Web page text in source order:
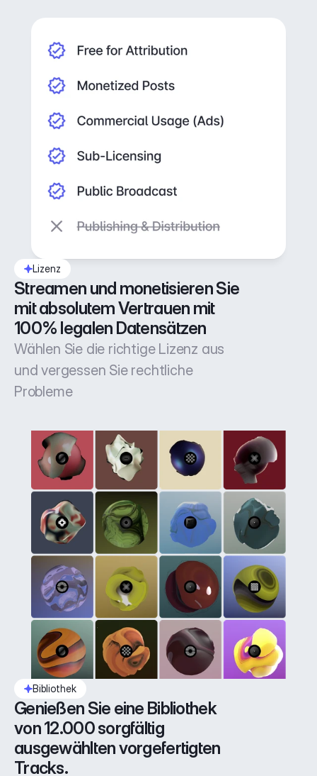
Lizenz
Streamen und monetisieren Sie
mit absolutem Vertrauen mit
100% legalen Datensätzen
Wählen Sie die richtige Lizenz aus
und vergessen Sie rechtliche
Probleme
Bibliothek
Genießen Sie eine Bibliothek
von 12.000 sorgfältig
ausgewählten vorgefertigten
Tracks.